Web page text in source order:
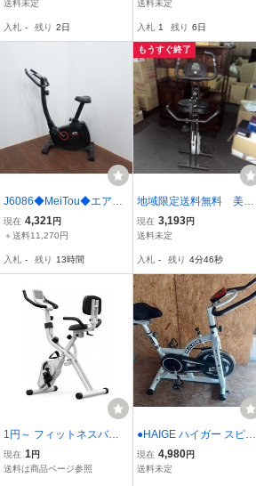
イク
送料未定
入札 - 残り 2日
イエット
送料未定
入札 1 残り 6日
J6086◆MeiTou◆エアロ
バイク◆フィットネスバ
イク◆エクササイズ◆動
◆BTMFitness
現在 4,321円
＋送料11,270円
入札 - 残り 13時間
もうすぐ終了
地域限定送料無料 美
品 HAIGE フィットネス
バイク エアロバイク 折り
現在 3,193円
送料未定
入札 - 残り 4分45秒
1円～ フィットネスバイ
ク 4WAY トレーニングバ
イク スピンバイク ルーム
現在 1円
送料は商品ページ参照
●HAIGE ハイガー スピン
バイク/エアロバイク HG-
YX-5006●札幌市内無料配
現在 4,980円
送料未定